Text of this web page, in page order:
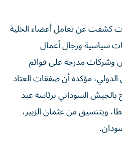
كشفت عن تعامل أعضاء الخلية
سياسية ورجال أعمال
وشركات مدرجة على قوائم
الدولي، مؤكدة أن صفقات العتاد
السوداني برئاسة عبد
وبتنسيق من عثمان الزبير،